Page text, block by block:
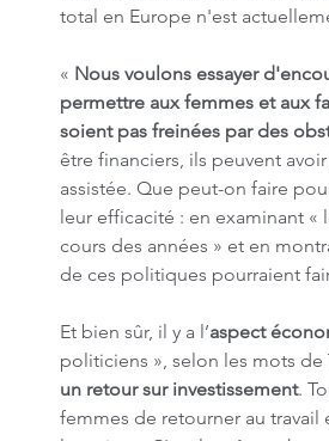
total en Europe n'est
« Nous voulons essayer
permettre aux femmes et aux
soient pas freinées par des
être financiers, ils peuvent
assistée. Que peut-on faire
leur efficacité : en examinant
cours des années » et en
de ces politiques pourraient
Et bien sûr, il y a l’aspect
politiciens », selon les mots de
un retour sur investissement.
femmes de retourner au travail